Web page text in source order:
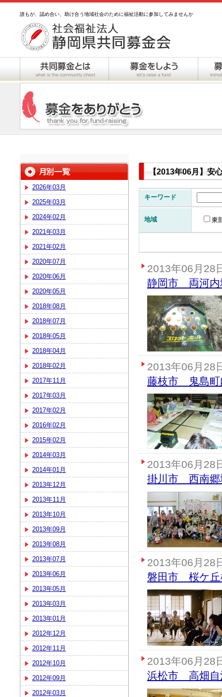
誰もが、認め合い、助け合う地域社会のために福祉活動に参加してみませんか
2026年03月
2025年03月
2024年02月
2021年03月
2021年02月
2020年07月
2020年06月
2020年05月
2018年08月
2018年07月
2018年05月
2018年04月
2018年02月
2017年11月
2017年03月
2017年02月
2016年02月
2015年02月
2014年03月
2014年01月
2013年12月
2013年11月
2013年10月
2013年09月
2013年08月
2013年07月
2013年06月
2013年05月
2013年03月
2013年01月
2012年12月
2012年11月
2012年10月
2012年09月
2012年03月
【2013年06月】安
キーワード
地域 東
2013年06月28
静岡市 両河内
2013年06月28
藤枝市 鬼島町
2013年06月28
掛川市 西南郷
2013年06月28
磐田市 桜ケ丘
2013年06月28
浜松市 高畑自